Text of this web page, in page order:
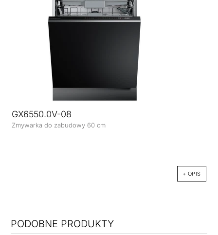
GX6550.0V-08
Zmywarka do zabudowy 60 cm
+ OPIS
PODOBNE PRODUKTY